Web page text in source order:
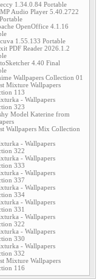
1.34.0.84 Portable
Audio Player 5.40.2722
OpenOffice 4.1.16
1.55.133 Portable
PDF Reader 2026.1.2
4.40 Final
Wallpapers Collection 01
Mixture Wallpapers
113
- Wallpapers
323
Model Katerine from
Wallpapers Mix Collection
- Wallpapers
322
- Wallpapers
333
- Wallpapers
337
- Wallpapers
334
- Wallpapers
331
- Wallpapers
322
- Wallpapers
330
- Wallpapers
332
Mixture Wallpapers
116